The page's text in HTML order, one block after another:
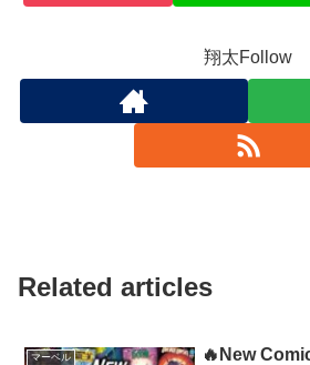
翔太Follow
Related articles
マーベル
🔥New